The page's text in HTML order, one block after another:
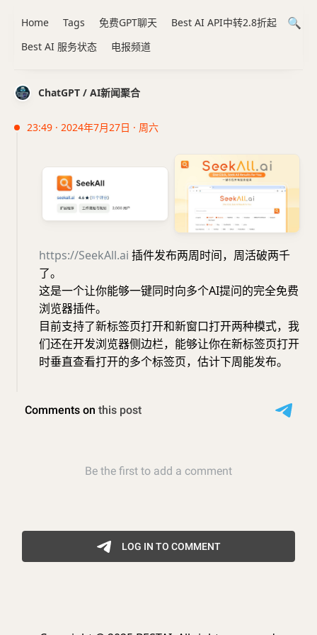
ChatGPT / AI新闻聚合
23:49 · 2024年7月27日 · 周六
https://SeekAll.ai 插件发布两周时间，周活破两千
了。
这是一个让你能够一键同时向多个AI提问的完全免费
浏览器插件。
目前支持了新标签页打开和新窗口打开两种模式，我
们还在开发浏览器侧边栏，能够让你在新标签页打开
时垂直查看打开的多个标签页，估计下周能发布。
Home Tags 免费GPT聊天
Best AI API中转2.8折起
Best AI 服务状态
电报频道